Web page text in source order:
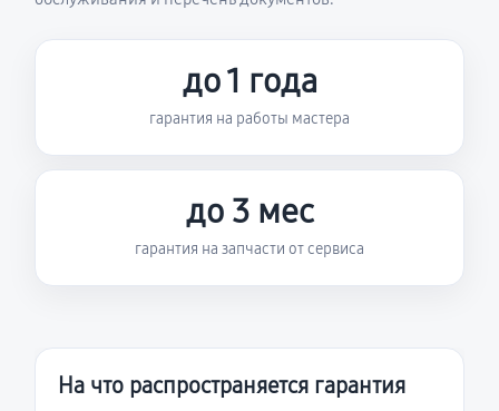
до 1 года
гарантия на работы мастера
до 3 мес
гарантия на запчасти от сервиса
На что распространяется гарантия